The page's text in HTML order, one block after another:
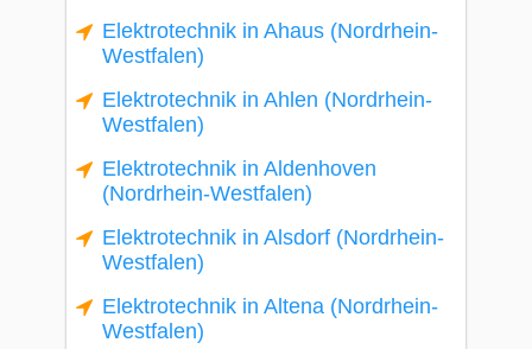
Elektrotechnik in Ahaus (Nordrhein-
Westfalen)
Elektrotechnik in Ahlen (Nordrhein-
Westfalen)
Elektrotechnik in Aldenhoven
(Nordrhein-Westfalen)
Elektrotechnik in Alsdorf (Nordrhein-
Westfalen)
Elektrotechnik in Altena (Nordrhein-
Westfalen)